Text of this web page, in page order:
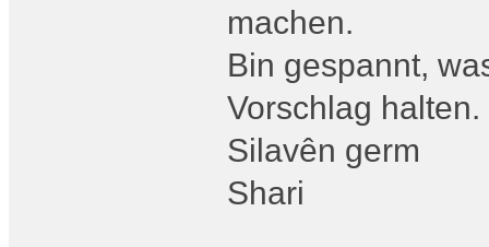
machen.
Bin gespannt,
Vorschlag halten.
Silavên germ
Shari